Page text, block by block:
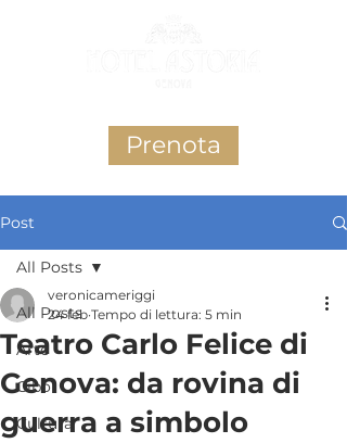
Prenota
Post
All Posts
Arte
Cibo
Cultura
All Posts
Teatro Carlo Felice di
Genova: da rovina di
guerra a simbolo
veronicameriggi
24 feb Tempo di lettura: 5 min